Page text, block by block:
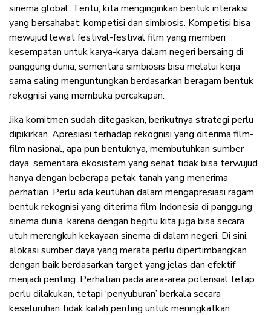
sinema global. Tentu, kita menginginkan bentuk interaksi
yang bersahabat: kompetisi dan simbiosis. Kompetisi bisa
mewujud lewat festival-festival film yang memberi
kesempatan untuk karya-karya dalam negeri bersaing di
panggung dunia, sementara simbiosis bisa melalui kerja
sama saling menguntungkan berdasarkan beragam bentuk
rekognisi yang membuka percakapan.
Jika komitmen sudah ditegaskan, berikutnya strategi perlu
dipikirkan. Apresiasi terhadap rekognisi yang diterima film-
film nasional, apa pun bentuknya, membutuhkan sumber
daya, sementara ekosistem yang sehat tidak bisa terwujud
hanya dengan beberapa petak tanah yang menerima
perhatian. Perlu ada keutuhan dalam mengapresiasi ragam
bentuk rekognisi yang diterima film Indonesia di panggung
sinema dunia, karena dengan begitu kita juga bisa secara
utuh merengkuh kekayaan sinema di dalam negeri. Di sini,
alokasi sumber daya yang merata perlu dipertimbangkan
dengan baik berdasarkan target yang jelas dan efektif
menjadi penting. Perhatian pada area-area potensial tetap
perlu dilakukan, tetapi ‘penyuburan’ berkala secara
keseluruhan tidak kalah penting untuk meningkatkan